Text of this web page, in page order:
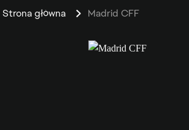
Strona główna Madrid CFF